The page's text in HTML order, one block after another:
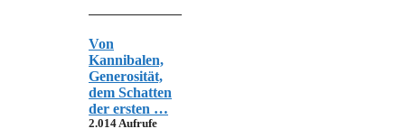
Von
Kannibalen,
Generosität,
dem Schatten
der ersten …
2.014 Aufrufe